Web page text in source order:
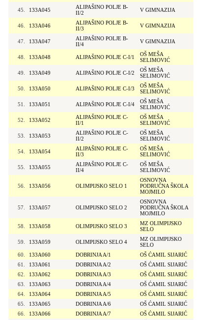
45. 133A045
ALIPAŠINO POLJE B-
II/2
V GIMNAZIJA
46. 133A046
ALIPAŠINO POLJE B-
II/3
V GIMNAZIJA
47. 133A047
ALIPAŠINO POLJE B-
II/4
V GIMNAZIJA
48. 133A048 ALIPAŠINO POLJE C-I/1
OŠ MEŠA
SELIMOVIĆ
49. 133A049 ALIPAŠINO POLJE C-I/2
OŠ MEŠA
SELIMOVIĆ
50. 133A050 ALIPAŠINO POLJE C-I/3
OŠ MEŠA
SELIMOVIĆ
51. 133A051 ALIPAŠINO POLJE C-I/4
OŠ MEŠA
SELIMOVIĆ
52. 133A052
ALIPAŠINO POLJE C-
II/1
OŠ MEŠA
SELIMOVIĆ
53. 133A053
ALIPAŠINO POLJE C-
II/2
OŠ MEŠA
SELIMOVIĆ
54. 133A054
ALIPAŠINO POLJE C-
II/3
OŠ MEŠA
SELIMOVIĆ
55. 133A055
ALIPAŠINO POLJE C-
II/4
OŠ MEŠA
SELIMOVIĆ
56. 133A056 OLIMPIJSKO SELO 1
OSNOVNA
PODRUČNA ŠKOLA
MOJMILO
57. 133A057 OLIMPIJSKO SELO 2
OSNOVNA
PODRUČNA ŠKOLA
MOJMILO
58. 133A058 OLIMPIJSKO SELO 3
MZ OLIMPIJSKO
SELO
59. 133A059 OLIMPIJSKO SELO 4
MZ OLIMPIJSKO
SELO
60.
133A060 DOBRINJA A/1
OŠ ĆAMIL SIJARIĆ
61.
133A061 DOBRINJA A/2
OŠ ĆAMIL SIJARIĆ
62.
133A062 DOBRINJA A/3
OŠ ĆAMIL SIJARIĆ
63.
133A063 DOBRINJA A/4
OŠ ĆAMIL SIJARIĆ
64.
133A064 DOBRINJA A/5
OŠ ĆAMIL SIJARIĆ
65.
133A065 DOBRINJA A/6
OŠ ĆAMIL SIJARIĆ
66.
133A066 DOBRINJA A/7 OŠ ĆAMIL SIJARIĆ